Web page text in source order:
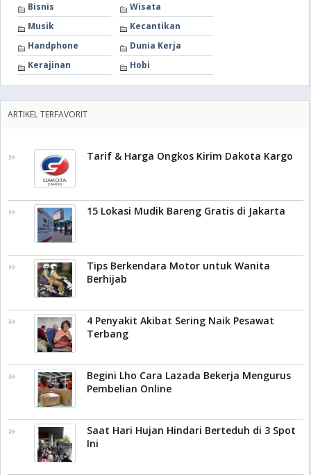
Bisnis
Wisata
Musik
Kecantikan
Handphone
Dunia Kerja
Kerajinan
Hobi
ARTIKEL TERFAVORIT
Tarif & Harga Ongkos Kirim Dakota Kargo
15 Lokasi Mudik Bareng Gratis di Jakarta
Tips Berkendara Motor untuk Wanita
Berhijab
4 Penyakit Akibat Sering Naik Pesawat
Terbang
Begini Lho Cara Lazada Bekerja Mengurus
Pembelian Online
Saat Hari Hujan Hindari Berteduh di 3 Spot
Ini